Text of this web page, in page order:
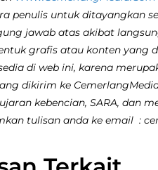
penulis untuk ditayangkan
jawab atas akibat
grafis atau konten yang
di web ini, karena
dikirim ke
kebencian, SARA, dan
tulisan anda ke email :